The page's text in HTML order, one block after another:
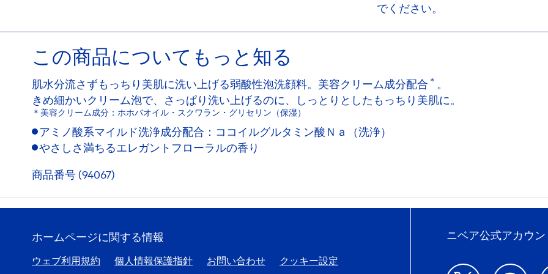
でください。
この商品についてもっと知る
肌水分流さずもっちり美肌に洗い上げる弱酸性泡洗顔料。美容クリーム成分配合 ＊ 。
きめ細かいクリーム泡で、さっぱり洗い上げるのに、しっとりとしたもっちり美肌に。
＊美容クリーム成分：ホホバオイル・スクワラン・グリセリン（保湿）
アミノ酸系マイルド洗浄成分配合：ココイルグルタミン酸Ｎａ（洗浄）
やさしさ満ちるエレガントフローラルの香り
商品番号 (94067)
ホームページに関する情報
ウェブ利用規約 個人情報保護指針 お問い合わせ クッキー設定
ニベア公式アカウン